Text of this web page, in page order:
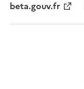
beta.gouv.fr